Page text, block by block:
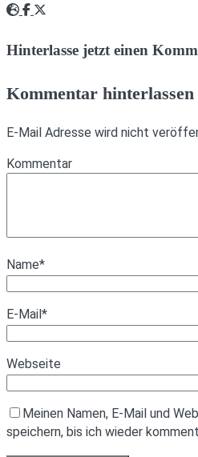
Webseite
Facebook
Hinterlasse jetzt einen
Kommentar hinterlassen
E-Mail Adresse wird nicht
Kommentar
Name*
E-Mail *
Webseite
Meinen Namen, E-Mail und
speichern, bis ich wieder